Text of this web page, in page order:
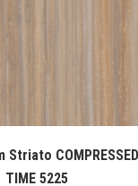
Striato COMPRESSED
TIME 5225